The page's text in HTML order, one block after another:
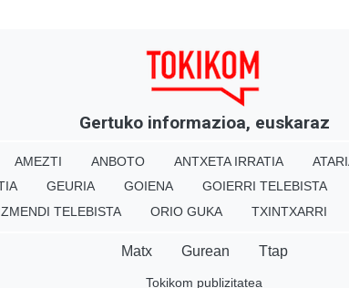
Gertuko informazioa, euskaraz
AMEZTI ANBOTO ANTXETA IRRATIA
GEURIA GOIENA GOIERRI TELEBISTA
TELEBISTA ORIO GUKA TXINTXARRI
Matx Gurean Ttap
Tokikom publizitatea